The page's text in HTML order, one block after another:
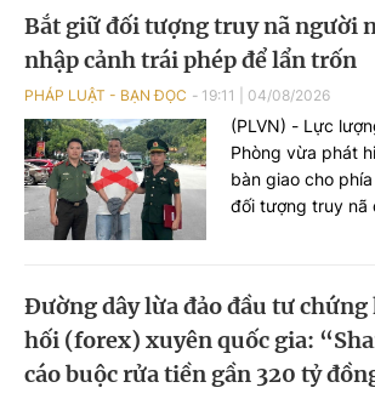
Bắt giữ đối tượng truy nã người
nhập cảnh trái phép để lẩn trốn
PHÁP LUẬT - BẠN ĐỌC 19:11 04/08/2026
(PLVN) - Lực
Phòng vừa phát
bàn giao cho
đối tượng truy nã
Đường dây lừa đảo đầu tư
hối (forex) xuyên quốc gia:
cáo buộc rửa tiền gần 320 tỷ